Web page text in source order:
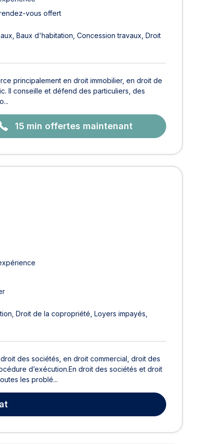
vous offert
Baux d'habitation Concession travaux Droit
principalement en droit immobilier, en droit de
Il conseille et défend des particuliers, des
15 min offertes maintenant
Droit de la copropriété Loyers impayés
des sociétés, en droit commercial, droit des
d’exécution.En droit des sociétés et droit
les problé...